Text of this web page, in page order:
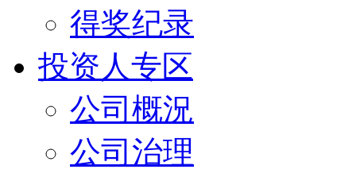
得奖纪录
投资人专区
公司概況
公司治理